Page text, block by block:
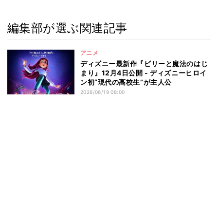
編集部が選ぶ関連記事
アニメ
ディズニー最新作『ビリーと魔法のはじ
まり』12月4日公開 - ディズニーヒロイ
ン初“現代の高校生”が主人公
2026/06/19 08:00